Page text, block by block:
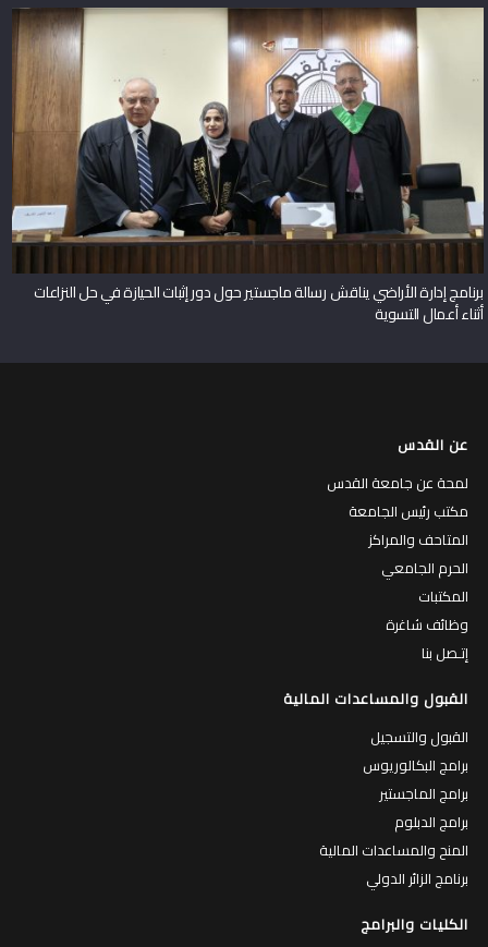
برنامج إدارة الأراضي يناقش رسالة ماجستير حول دور إثبات الحيازة في حل النزاعات
أثناء أعمال التسوية
عن القدس
لمحة عن جامعة القدس
مكتب رئيس الجامعة
المتاحف والمراكز
الحرم الجامعي
المكتبات
وظائف شاغرة
إتـصل بنا
القبول والمساعدات المالية
القبول والتسجيل
برامج البكالوريوس
برامج الماجستير
برامج الدبلوم
المنح والمساعدات المالية
برنامج الزائر الدولي
الكليات والبرامج